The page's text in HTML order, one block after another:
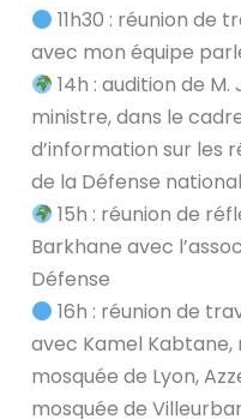
11h30 : réunion de
avec mon équipe
14h : audition de
ministre, dans le
d’information sur les
de la Défense
15h : réunion de
Barkhane avec
Défense
16h : réunion de
avec Kamel
mosquée de Lyon,
mosquée de